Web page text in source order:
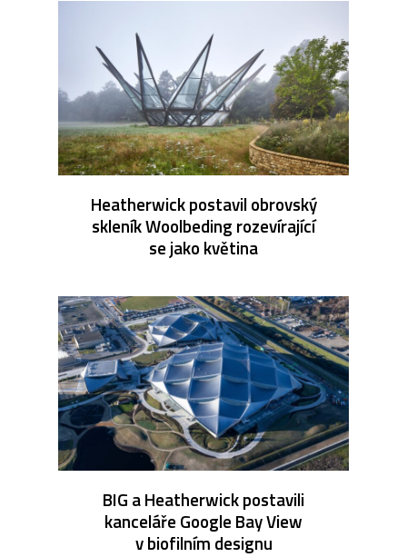
Heatherwick postavil obrovský
skleník Woolbeding rozevírající
se jako květina
BIG a Heatherwick postavili
kanceláře Google Bay View
v biofilním designu